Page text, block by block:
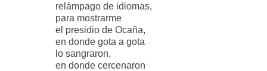
relámpago de idiomas,
para mostrarme
el presidio de Ocaña,
en donde gota a gota
lo sangraron,
en donde cercenaron